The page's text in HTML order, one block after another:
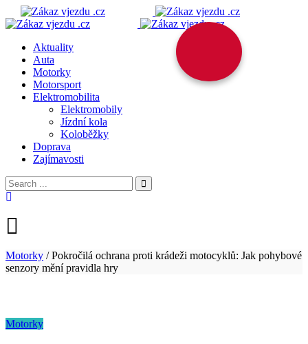
Aktuality
Auta
Motorky
Motorsport
Elektromobilita
Elektromobily
Jízdní kola
Koloběžky
Doprava
Zajímavosti
Motorky /Pokročilá ochrana proti krádeži motocyklů: Jak pohybové
senzory mění pravidla hry
Motorky